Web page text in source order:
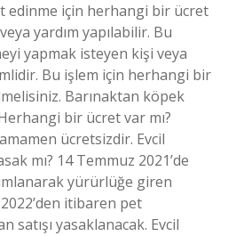
edinme için herhangi bir ücret
yardım yapılabilir. Bu
yapmak isteyen kişi veya
Bu işlem için herhangi bir
Barınaktan köpek
bir ücret var mı?
ücretsizdir. Evcil
mı? 14 Temmuz 2021’de
yürürlüğe giren
itibaren pet
satışı yasaklanacak. Evcil